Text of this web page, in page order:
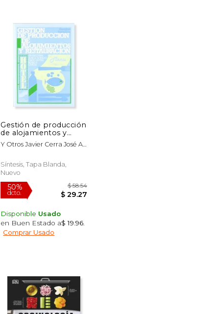
$ 21.33
Gestión de producción
de alojamientos y
restauración
Y Otros Javier Cerra José A.
Síntesis, Tapa Blanda,
Nuevo
Disponible Usado
en Buen Estado a$ 19.96
Comprar Usado